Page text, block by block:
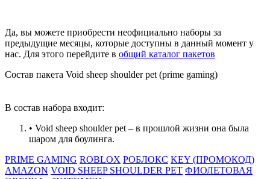
Да, вы можете приобрести неофициально наборы за
предыдущие месяцы, которые доступны в данный момент у
нас. Для этого перейдите в общий каталог пакетов
Состав пакета Void sheep shoulder pet (prime gaming)
В состав набора входит:
• Void sheep shoulder pet – в прошлой жизни она была
шаром для боулинга.
PRIME GAMING ROBLOX РОБЛОКС KEY (ПРОМОКОД)
AMAZON VOID SHEEP SHOULDER PET ФИОЛЕТОВАЯ